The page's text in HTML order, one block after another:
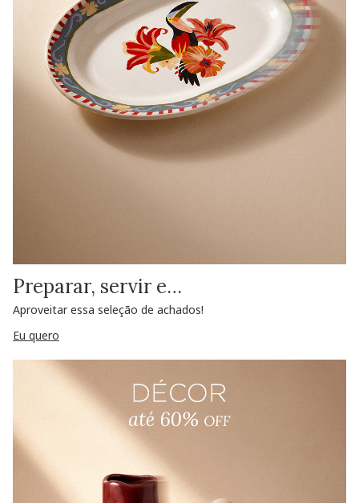
Preparar, servir e…
Aproveitar essa seleção de achados!
Eu quero